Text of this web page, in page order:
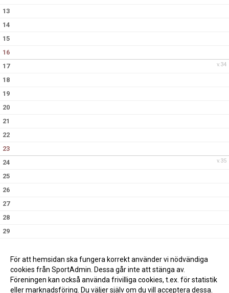
13
14
15
16
v.34
17
18
19
20
21
22
23
v.35
24
25
26
27
28
29
För att hemsidan ska fungera korrekt använder vi nödvändiga
cookies från SportAdmin. Dessa går inte att stänga av.
Föreningen kan också använda frivilliga cookies, t.ex. för statistik
eller marknadsföring. Du väljer själv om du vill acceptera dessa.